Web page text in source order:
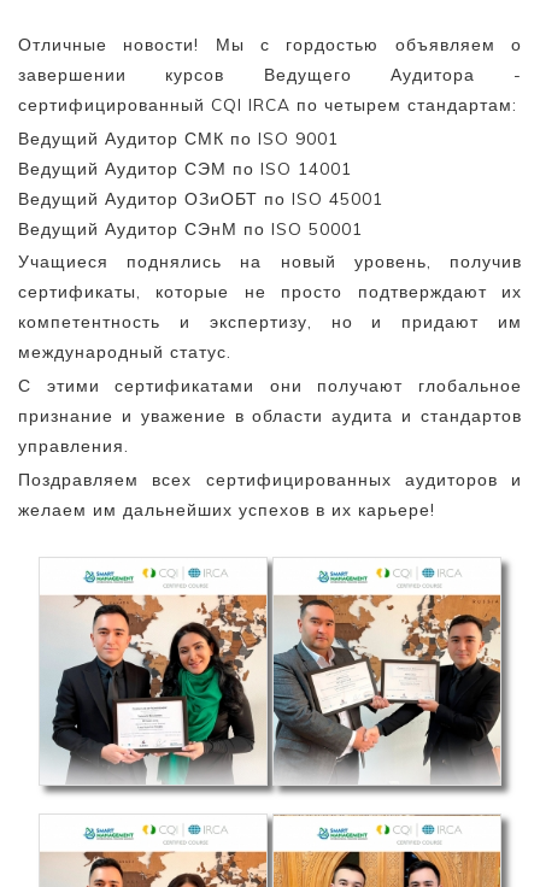
Отличные новости! Мы с гордостью объявляем о
завершении курсов Ведущего Аудитора -
сертифицированный CQI IRCA по четырем стандартам:
Ведущий Аудитор СМК по ISO 9001
Ведущий Аудитор СЭМ по ISO 14001
Ведущий Аудитор ОЗиОБТ по ISO 45001
Ведущий Аудитор СЭнМ по ISO 50001
Учащиеся поднялись на новый уровень, получив
сертификаты, которые не просто подтверждают их
компетентность и экспертизу, но и придают им
международный статус.
С этими сертификатами они получают глобальное
признание и уважение в области аудита и стандартов
управления.
Поздравляем всех сертифицированных аудиторов и
желаем им дальнейших успехов в их карьере!